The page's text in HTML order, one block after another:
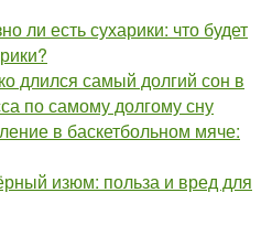
ли есть сухарики: что будет
длился самый долгий сон в
по самому долгому сну
в баскетбольном мяче:
изюм: польза и вред для